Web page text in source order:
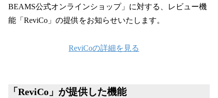
BEAMS公式オンラインショップ」に対する、レビュー機
能「ReviCo」の提供をお知らせいたします。
ReviCoの詳細を見る
「ReviCo」が提供した機能